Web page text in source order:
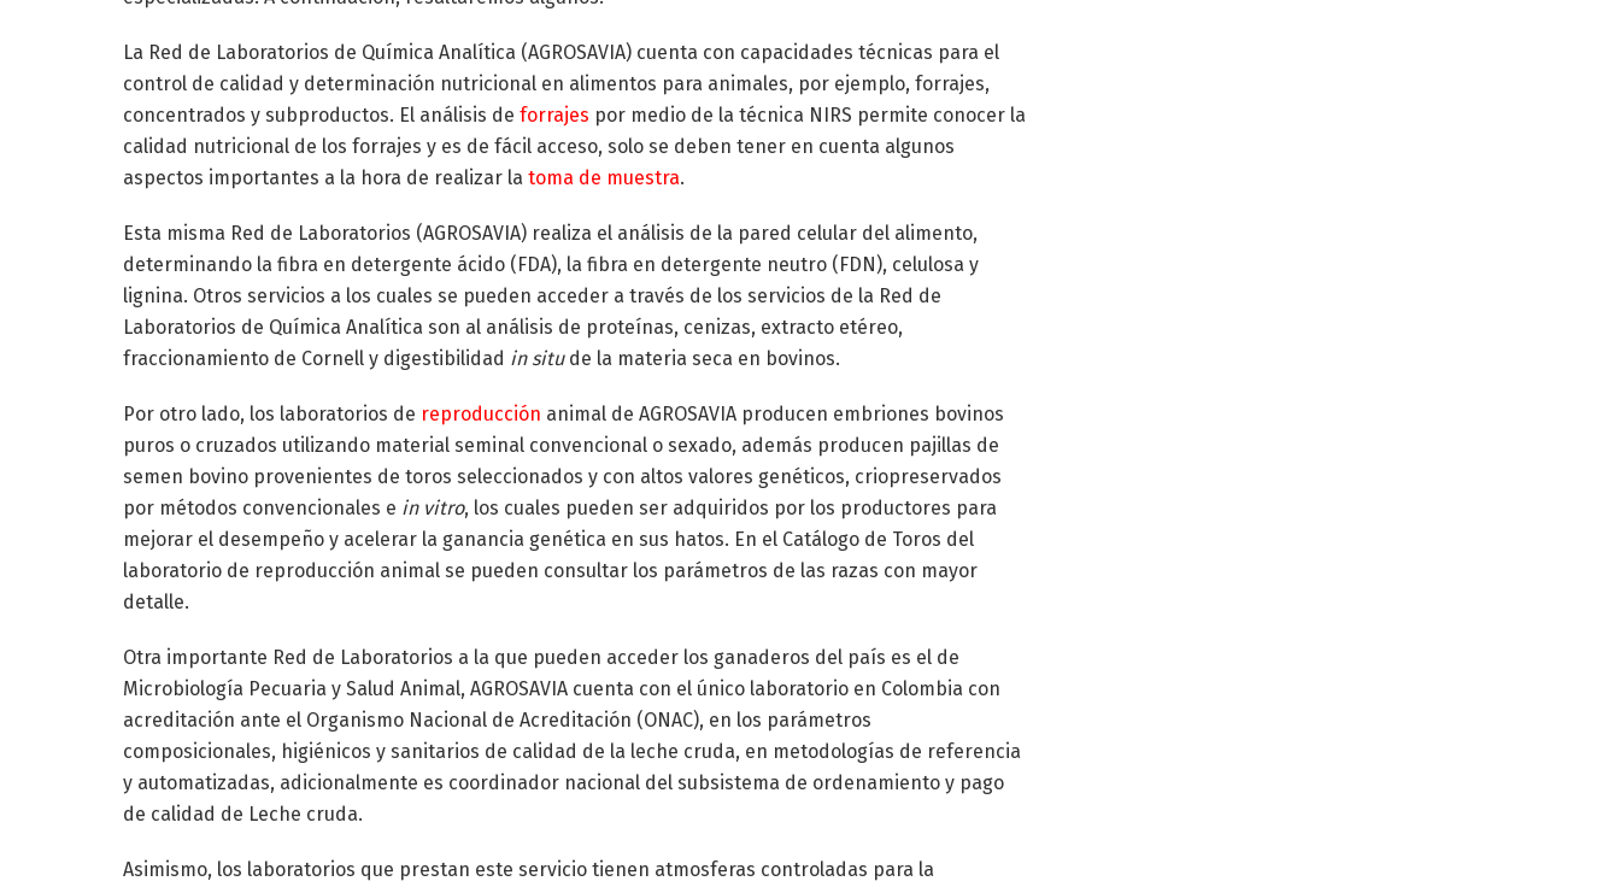
La Red de Laboratorios de Química Analítica (AGROSAVIA) cuenta con capacidades técnicas para el
control de calidad y determinación nutricional en alimentos para animales, por ejemplo, forrajes,
concentrados y subproductos. El análisis de forrajes por medio de la técnica NIRS permite conocer la
calidad nutricional de los forrajes y es de fácil acceso, solo se deben tener en cuenta algunos
aspectos importantes a la hora de realizar la toma de muestra.
Esta misma Red de Laboratorios (AGROSAVIA) realiza el análisis de la pared celular del alimento,
determinando la fibra en detergente ácido (FDA), la fibra en detergente neutro (FDN), celulosa y
lignina. Otros servicios a los cuales se pueden acceder a través de los servicios de la Red de
Laboratorios de Química Analítica son al análisis de proteínas, cenizas, extracto etéreo,
fraccionamiento de Cornell y digestibilidad in situde la materia seca en bovinos.
Por otro lado, los laboratorios de reproducción animal de AGROSAVIA producen embriones bovinos
puros o cruzados utilizando material seminal convencional o sexado, además producen pajillas de
semen bovino provenientes de toros seleccionados y con altos valores genéticos, criopreservados
por métodos convencionales e in vitro, los cuales pueden ser adquiridos por los productores para
mejorar el desempeño y acelerar la ganancia genética en sus hatos. En el Catálogo de Toros del
laboratorio de reproducción animal se pueden consultar los parámetros de las razas con mayor
detalle.
Otra importante Red de Laboratorios a la que pueden acceder los ganaderos del país es el de
Microbiología Pecuaria y Salud Animal, AGROSAVIA cuenta con el único laboratorio en Colombia con
acreditación ante el Organismo Nacional de Acreditación (ONAC), en los parámetros
composicionales, higiénicos y sanitarios de calidad de la leche cruda, en metodologías de referencia
y automatizadas, adicionalmente es coordinador nacional del subsistema de ordenamiento y pago
de calidad de Leche cruda.
Asimismo, los laboratorios que prestan este servicio tienen atmosferas controladas para la